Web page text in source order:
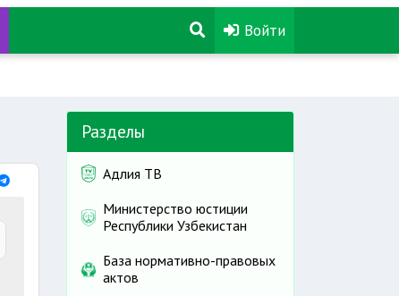
Войти
Разделы
Адлия ТВ
Министерство юстиции
Республики Узбекистан
База нормативно-правовых
актов